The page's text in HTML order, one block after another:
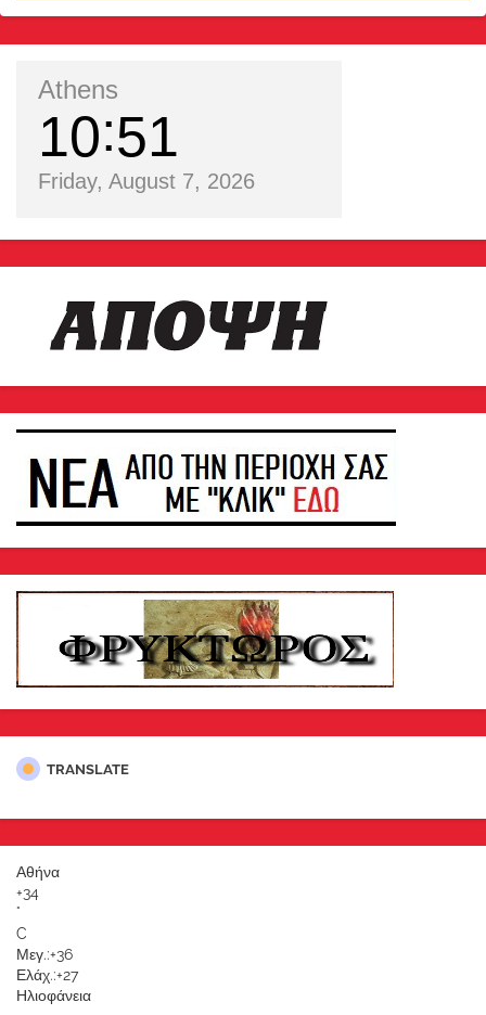
Athens
10 51
Friday, August 7, 2026
TRANSLATE
Αθήνα
+34
°
C
Μεγ.:+36
Ελάχ.:+27
Ηλιοφάνεια